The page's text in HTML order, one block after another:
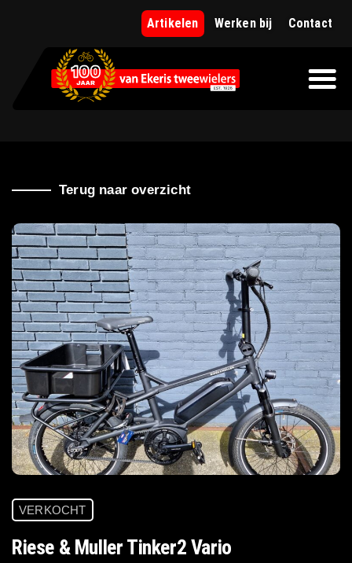
Artikelen Werken bij Contact
Terug naar overzicht
VERKOCHT
Riese & Muller Tinker2 Vario